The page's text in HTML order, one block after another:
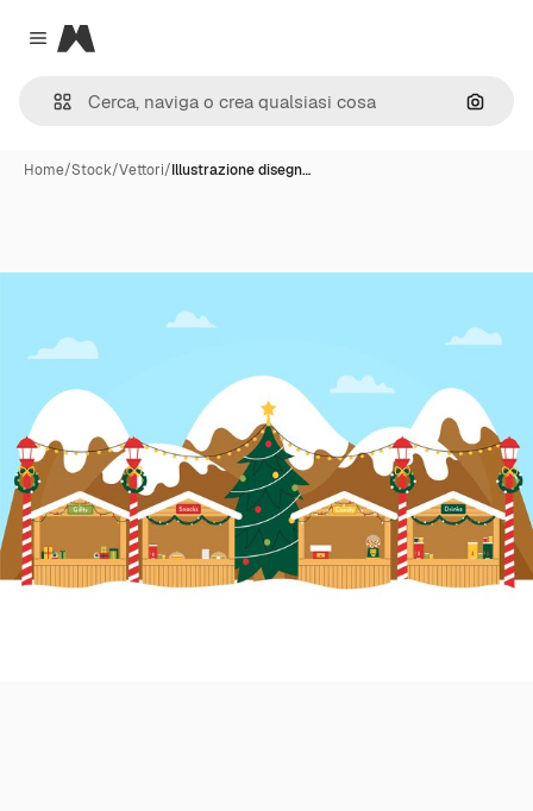
Close menu
Magnific
Cerca
Home/Stock/Vettori/Illustrazione disegn…